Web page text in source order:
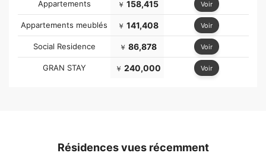
Appartements ￥ 158,415 Voir
Appartements meublés ￥ 141,408 Voir
Social Residence ￥ 86,878 Voir
GRAN STAY ￥ 240,000 Voir
Résidences vues récemment